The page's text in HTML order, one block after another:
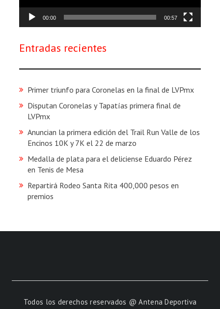
00:00 00:57
Entradas recientes
Primer triunfo para Coronelas en la final de LVPmx
Disputan Coronelas y Tapatías primera final de
LVPmx
Anuncian la primera edición del Trail Run Valle de los
Encinos 10K y 7K el 22 de marzo
Medalla de plata para el deliciense Eduardo Pérez
en Tenis de Mesa
Repartirá Rodeo Santa Rita 400,000 pesos en
premios
Todos los derechos reservados @ Antena Deportiva